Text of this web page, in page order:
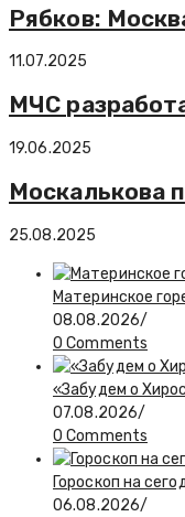
Рябков:
11.07.2025
МЧС
19.06.2025
Москалькова
25.08.2025
Материнское
08.08.2026/
0 Comments
«Забудем о
07.08.2026/
0 Comments
Гороскоп на
06.08.2026/